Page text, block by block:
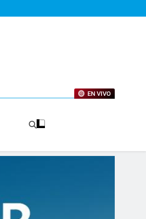
EN VIVO